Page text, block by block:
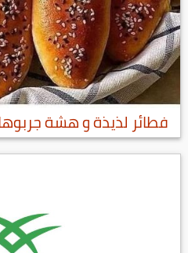
فطائر لذيذة و هشة